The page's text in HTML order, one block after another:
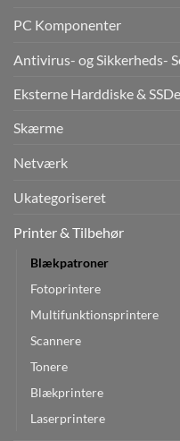
PC Komponenter
Antivirus- og Sikkerheds-
Eksterne Harddiske &
Skærme
Netværk
Ukategoriseret
Printer & Tilbehør
Blækpatroner
Fotoprintere
Multifunktionsprintere
Scannere
Tonere
Blækprintere
Laserprintere